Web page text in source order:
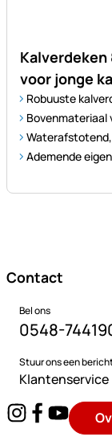
voor jonge
Robuuste
Bovenmateriaal
Ademende
Contact
Bel ons
0548-
Stuur ons een
Klantenservice